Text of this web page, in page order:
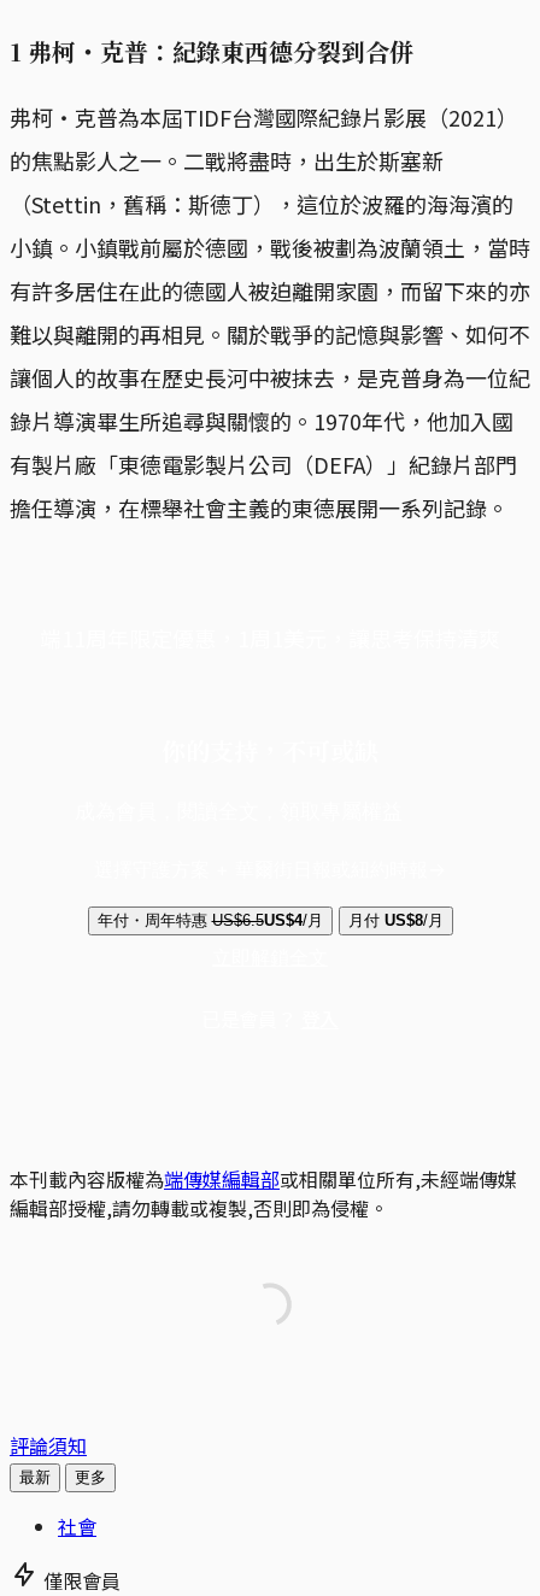
1 弗柯・克普：紀錄東西德分裂到合併
弗柯・克普為本屆TIDF台灣國際紀錄片影展（2021）
的焦點影人之一。二戰將盡時，出生於斯塞新
（Stettin，舊稱：斯德丁），這位於波羅的海海濱的
小鎮。小鎮戰前屬於德國，戰後被劃為波蘭領土，當時
有許多居住在此的德國人被迫離開家園，而留下來的亦
難以與離開的再相見。關於戰爭的記憶與影響、如何不
讓個人的故事在歷史長河中被抹去，是克普身為一位紀
錄片導演畢生所追尋與關懷的。1970年代，他加入國
有製片廠「東德電影製片公司（DEFA）」紀錄片部門
擔任導演，在標舉社會主義的東德展開一系列記錄。
年付・周年特惠 US$6.5US$4/月 月付 US$8/月
本刊載內容版權為端傳媒編輯部或相關單位所有,未經端傳媒
編輯部授權,請勿轉載或複製,否則即為侵權。
評論須知
最新 更多
社會
僅限會員